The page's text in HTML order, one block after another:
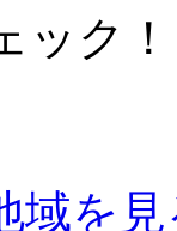
ック！
域を